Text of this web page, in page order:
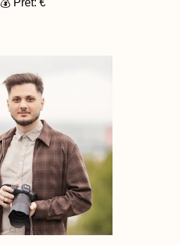
💰 Pret: €